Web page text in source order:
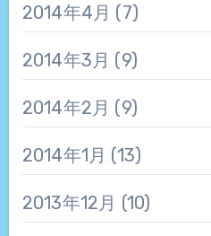
2014年4月 (7)
2014年3月 (9)
2014年2月 (9)
2014年1月 (13)
2013年12月 (10)